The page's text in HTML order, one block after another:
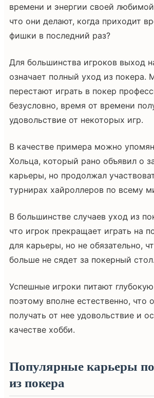
времени и энергии своей
что они делают, когда приходит
фишки в последний раз?
Для большинства игроков выход
означает полный уход из покера.
перестают играть в покер
безусловно, время от времени
удовольствие от некоторых игр.
В качестве примера можно
Хольца, который рано объявил о
карьеры, но продолжал
турнирах хайроллеров по всему
В большинстве случаев уход из
что игрок прекращает играть на
для карьеры, но не обязательно,
больше не сядет за покерный стол.
Успешные игроки питают
поэтому вполне естественно, что
получать от нее удовольствие и
качестве хобби.
Популярные карьеры
из покера